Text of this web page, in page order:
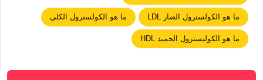
ما هو الكولسترول الضار LDL ما هو الكولسترول الكلي
ما هو الكوليسترول الحميد HDL